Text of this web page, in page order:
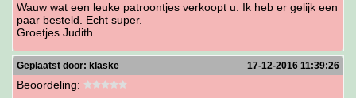
Wauw wat een leuke patroontjes verkoopt u. Ik heb er gelijk een
paar besteld. Echt super.
Groetjes Judith.
Geplaatst door: klaske 17-12-2016 11:39:26
Beoordeling: